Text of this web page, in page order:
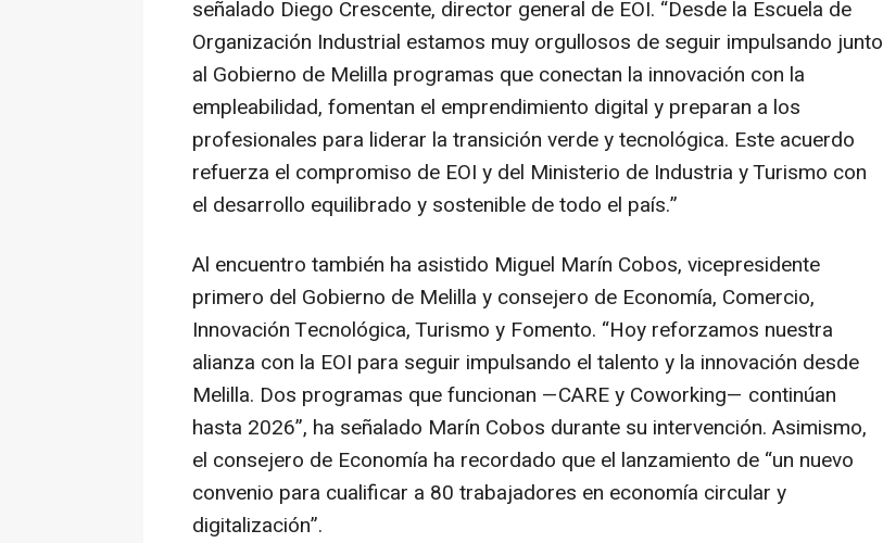
señalado Diego Crescente, director general de EOI. “Desde la Escuela de
Organización Industrial estamos muy orgullosos de seguir impulsando junto
al Gobierno de Melilla programas que conectan la innovación con la
empleabilidad, fomentan el emprendimiento digital y preparan a los
profesionales para liderar la transición verde y tecnológica. Este acuerdo
refuerza el compromiso de EOI y del Ministerio de Industria y Turismo con
el desarrollo equilibrado y sostenible de todo el país.”
Al encuentro también ha asistido Miguel Marín Cobos, vicepresidente
primero del Gobierno de Melilla y consejero de Economía, Comercio,
Innovación Tecnológica, Turismo y Fomento. “Hoy reforzamos nuestra
alianza con la EOI para seguir impulsando el talento y la innovación desde
Melilla. Dos programas que funcionan —CARE y Coworking— continúan
hasta 2026”, ha señalado Marín Cobos durante su intervención. Asimismo,
el consejero de Economía ha recordado que el lanzamiento de “un nuevo
convenio para cualificar a 80 trabajadores en economía circular y
digitalización”.